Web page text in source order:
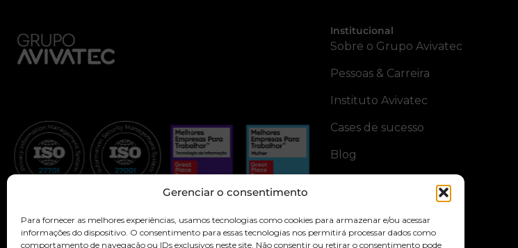
Gerenciar o consentimento
Para fornecer as melhores experiências, usamos tecnologias como cookies para armazenar e/ou acessar
informações do dispositivo. O consentimento para essas tecnologias nos permitirá processar dados como
comportamento de navegação ou IDs exclusivos neste site. Não consentir ou retirar o consentimento pode
Institucional
Sobre o Grupo Avivatec
Pessoas & Carreira
Instituto Avivatec
Cases de sucesso
Blog